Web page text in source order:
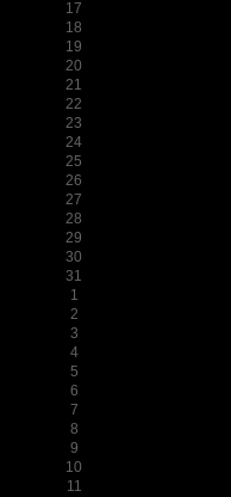
17
18
19
20
21
22
23
24
25
26
27
28
29
30
31
1
2
3
4
5
6
7
8
9
10
11